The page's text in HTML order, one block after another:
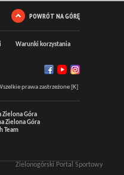
POWRÓT NA GÓRĘ
Warunki korzystania
prawa zastrzeżone [K]
Zielona Góra
Zielona Góra
Team
Zielonogórski Portal Sportowy